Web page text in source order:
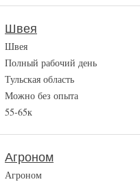
Швея
Швея
Полный рабочий день
Тульская область
Можно без опыта
55-65к
Агроном
Агроном